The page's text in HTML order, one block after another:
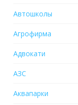
Автошколы
Агрофирма
Адвокати
АЗС
Аквапарки